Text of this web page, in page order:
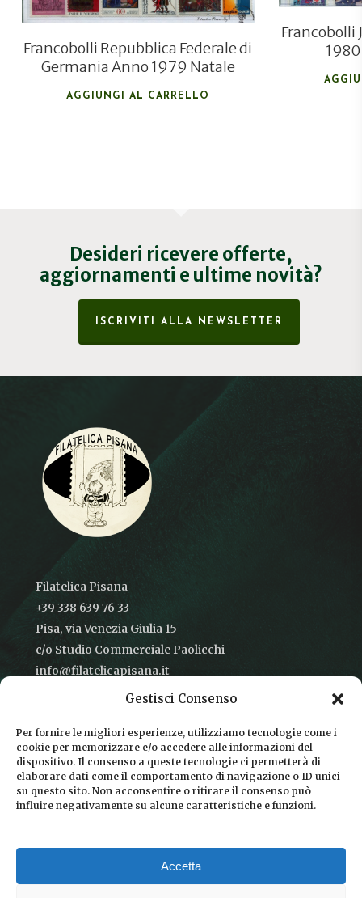
Gestisci Consenso
Per fornire le migliori esperienze, utilizziamo tecnologie come i
cookie per memorizzare e/o accedere alle informazioni del
dispositivo. Il consenso a queste tecnologie ci permetterà di
elaborare dati come il comportamento di navigazione o ID unici
su questo sito. Non acconsentire o ritirare il consenso può
influire negativamente su alcune caratteristiche e funzioni.
Accetta
Francobolli Repubblica Federale di
Germania Anno 1979 Natale
AGGIUNGI AL CARRELLO
Francobolli
Desideri ricevere offerte,
aggiornamenti e ultime novità?
ISCRIVITI ALLA NEWSLETTER
Filatelica Pisana
+39 338 639 76 33
Pisa, via Venezia Giulia 15
c/o Studio Commerciale Paolicchi
info@filatelicapisana.it
CONDIZIONI DI VENDITA
INFORMATIVA SULLA PRIVACY
COOKIE POLICY